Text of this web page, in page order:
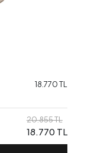
18.770 TL
20.855 TL
18.770 TL